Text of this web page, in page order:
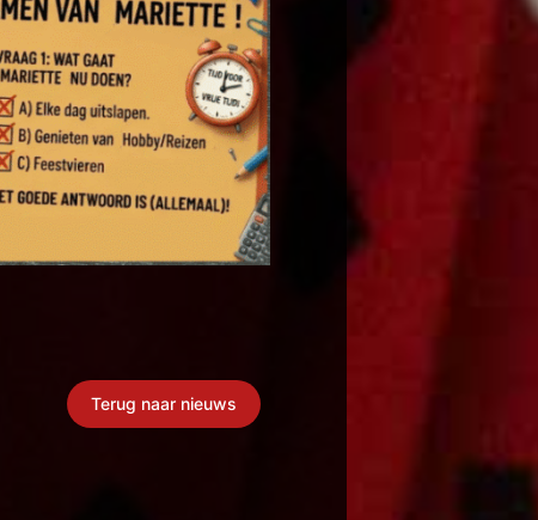
Terug naar nieuws